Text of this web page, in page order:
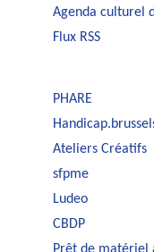
Agenda culturel
Flux RSS
PHARE
Ateliers Créatifs
sfpme
Ludeo
CBDP
Prêt de matériel